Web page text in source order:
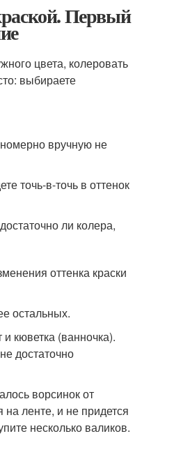
Первый
цвета, колеровать
выбираете
вручную не
точь-в-точь в оттенок
ли колера,
оттенка краски
остальных.
кюветка (ванночка).
достаточно
ворсинок от
ленте, и не придется
несколько валиков.